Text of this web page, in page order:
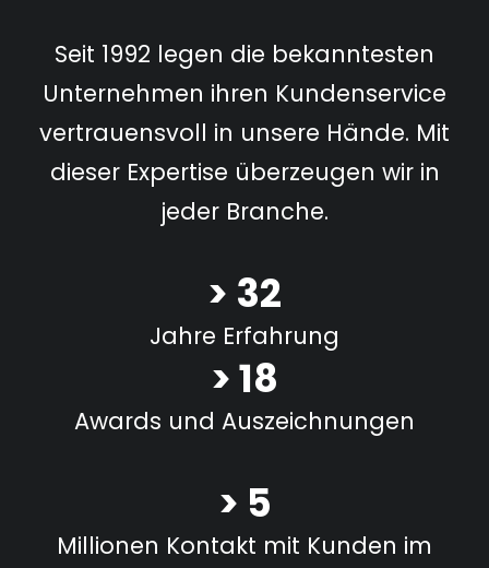
Seit 1992 legen die bekanntesten
Unternehmen ihren Kundenservice
vertrauensvoll in unsere Hände. Mit
dieser Expertise überzeugen wir in
jeder Branche.
> 32
Jahre Erfahrung
> 18
Awards und Auszeichnungen
> 5
Millionen Kontakt mit Kunden im